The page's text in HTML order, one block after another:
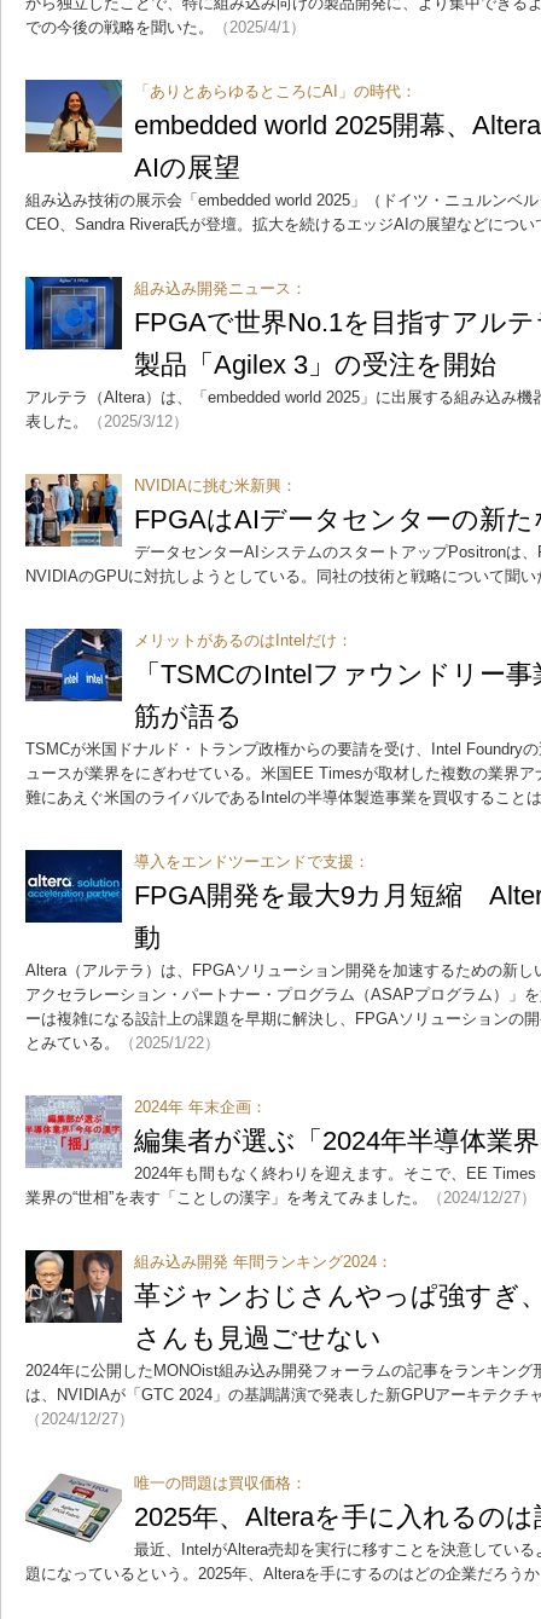
での今後の戦略を聞いた。
（2025/4/1）
「ありとあらゆるところにAI」の時代：
embedded world 2025開幕、
AIの展望
組み込み技術の展示会「embedded world 2025」（ドイツ・ニュルンベ
CEO、Sandra Rivera氏が登壇。拡大を続けるエッジAIの展望などについ
組み込み開発ニュース：
FPGAで世界No.1を目指すアル
製品「Agilex 3」の受注を開始
アルテラ（Altera）は、「embedded world 2025」に出展する組み込み
表した。
（2025/3/12）
NVIDIAに挑む米新興：
FPGAはAIデータセンターの新
データセンターAIシステムのスタートアップPositronは
NVIDIAのGPUに対抗しようとしている。同社の技術と戦略について聞い
メリットがあるのはIntelだけ：
「TSMCのIntelファウンドリー
筋が語る
TSMCが米国ドナルド・トランプ政権からの要請を受け、Intel Foundry
ュースが業界をにぎわせている。米国EE Timesが取材した複数の業界
難にあえぐ米国のライバルであるIntelの半導体製造事業を買収すること
導入をエンドツーエンドで支援：
FPGA開発を最大9カ月短縮
動
Altera（アルテラ）は、FPGAソリューション開発を加速するための新
アクセラレーション・パートナー・プログラム（ASAPプログラム）」
ーは複雑になる設計上の課題を早期に解決し、FPGAソリューションの
とみている。
（2025/1/22）
2024年 年末企画：
編集者が選ぶ「2024年半導体業
2024年も間もなく終わりを迎えます。そこで、EE
業界の“世相”を表す「ことしの漢字」を考えてみました。
（2024/12/27）
組み込み開発 年間ランキング2024：
革ジャンおじさんやっぱ強すぎ
さんも見過ごせない
2024年に公開したMONOist組み込み開発フォーラムの記事をランキング
は、NVIDIAが「GTC 2024」の基調講演で発表した新GPUアーキテクチ
（2024/12/27）
唯一の問題は買収価格：
2025年、Alteraを手に入れるのは
最近、IntelがAltera売却を実行に移すことを決意してい
題になっているという。2025年、Alteraを手にするのはどの企業だろう